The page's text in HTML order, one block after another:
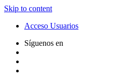
Skip to content
Acceso Usuarios
Síguenos en